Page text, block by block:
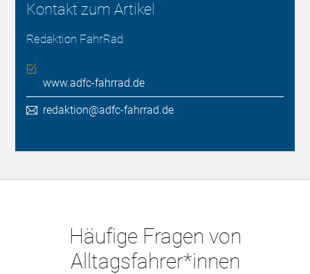
Kontakt zum Artikel
Redaktion FahrRad
www.adfc-fahrrad.de
redaktion@adfc-fahrrad.de
Häufige Fragen von
Alltagsfahrer*innen